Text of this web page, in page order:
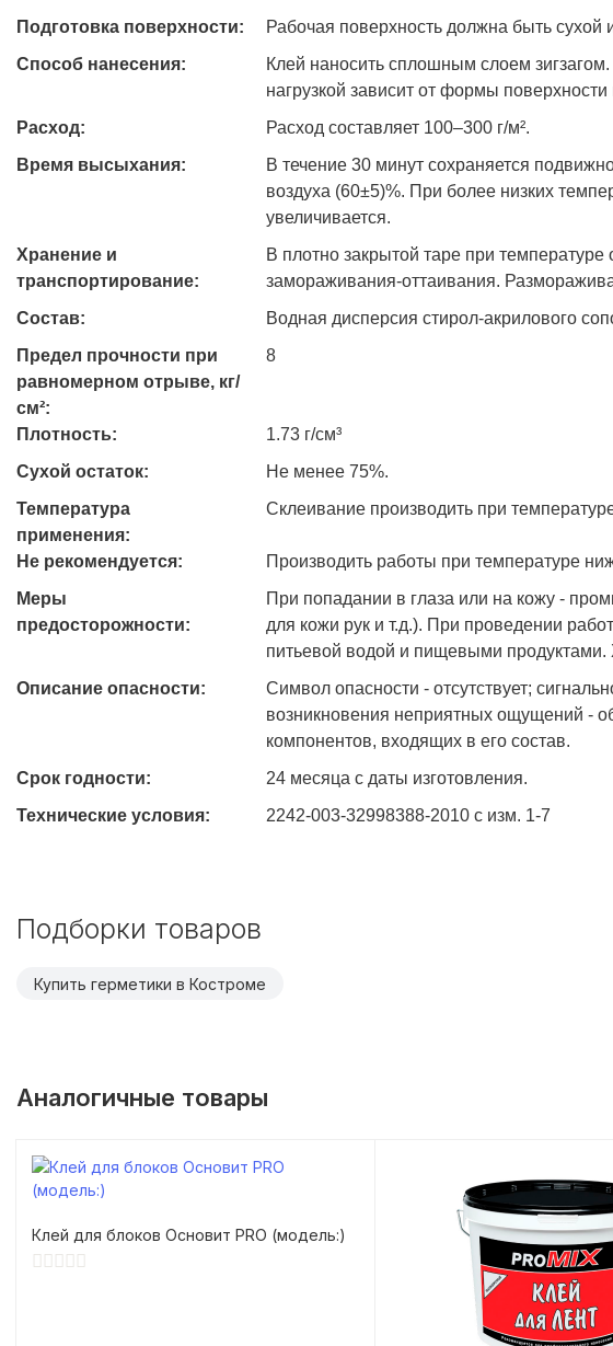
Подготовка поверхности:
Рабочая поверхность должна быть
Способ нанесения:
Клей наносить сплошным слоем
нагрузкой зависит от формы
Расход:
Расход составляет 100–300 г/м².
Время высыхания:
В течение 30 минут сохраняется
воздуха (60±5)%. При более низких
увеличивается.
Хранение и
транспортирование:
В плотно закрытой таре при
замораживания-оттаивания.
Состав:
Водная дисперсия стирол-акрилового
Предел прочности при
равномерном отрыве, кг/
см²:
8
Плотность:
1.73 г/см³
Сухой остаток:
Не менее 75%.
Температура
применения:
Склеивание производить при
Не рекомендуется:
Производить работы при температуре
Меры
предосторожности:
При попадании в глаза или на кожу -
для кожи рук и т.д.). При проведении
питьевой водой и пищевыми продуктами.
Описание опасности:
Символ опасности - отсутствует;
возникновения неприятных ощущений -
компонентов, входящих в его состав.
Срок годности:
24 месяца с даты изготовления.
Технические условия:
2242-003-32998388-2010 с изм. 1-7
Подборки товаров
Купить герметики в Костроме
Аналогичные товары
Клей для блоков Основит PRO (модель:)